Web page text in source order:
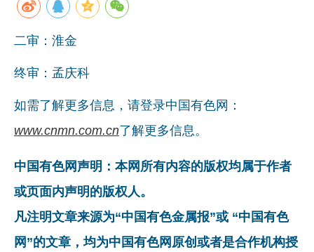
二审：淮金
终审：孟庆科
如需了解更多信息，请登录中国有色网：
www.cnmn.com.cn了解更多信息。
中国有色网声明：本网所有内容的版权均属于作者
或页面内声明的版权人。
凡注明文章来源为“中国有色金属报”或 “中国有色
网”的文章，均为中国有色网原创或者是合作机构授